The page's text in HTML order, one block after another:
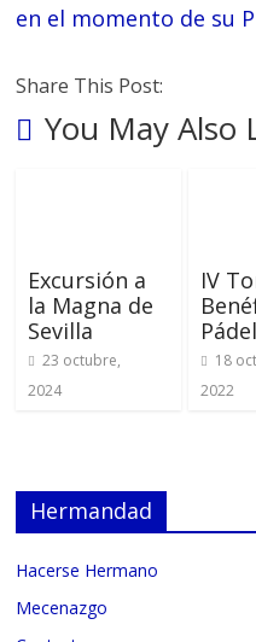
en el momento de su
Share This Post:
You May Also
Excursión a
la Magna de
Sevilla
23 octubre,
2024
IV
Pádel
18
2022
Hermandad
Hacerse Hermano
Mecenazgo